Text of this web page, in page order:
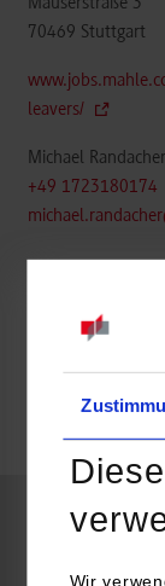
Wir
70469 Stuttgart
leavers/
Michael Randacher
+49 1723180174